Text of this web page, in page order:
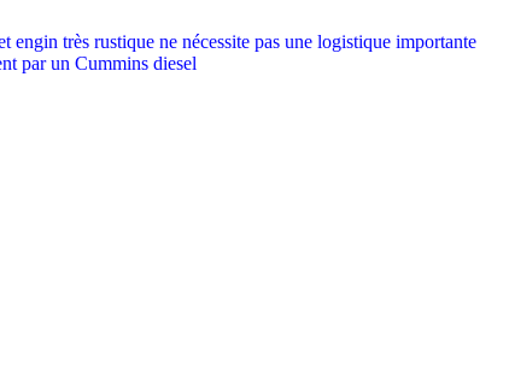
engin très rustique ne nécessite pas une logistique importante
par un Cummins diesel